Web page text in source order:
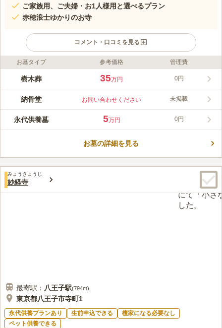
ご家族用、ご夫婦・お1人様用と選べるプラン
赤穂浪士ゆかりのお寺
コメント・口コミを見る
ライフドット編集部のコメント
観音寺は、1611年に創建された歴史あるお寺です。都立 谷中霊
「燈」は2021年3月に誕生した永代供養墓です。中央に花立と香
台が備え付けられており、墓前で手を合わせるお墓参りができま
す。 また、「樹木葬」の方はご夫婦やお1人様でのご納骨が可能
です。どちらも永代供養付きなので、後継の心配もありません。
都内の便利な立地にお墓を持ちたい方におすすめです。
お墓タイプ 参考価格 管理費
樹木葬 35万円 0円
納骨堂 お問い合わせください 未掲載
永代供養墓 5万円 0円
お墓の詳細を見る
みょうきょうじ
妙経寺
最寄駅： 八王子駅(794m)
東京都八王子市寺町1
永代供養プランあり 生前申込できる
檀家になる必要なし
ペット供養できる